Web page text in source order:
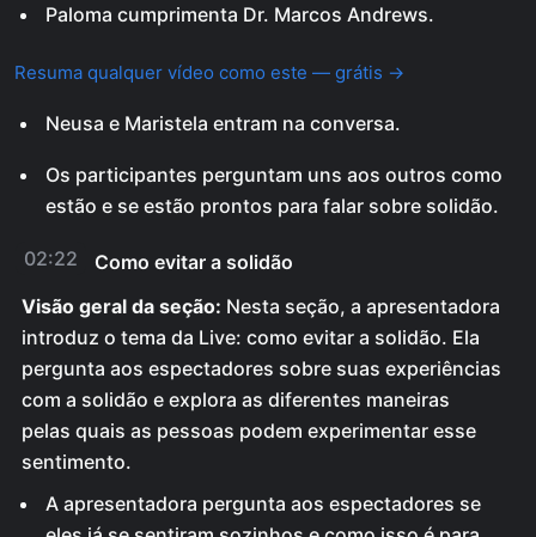
Paloma cumprimenta Dr. Marcos Andrews.
Resuma qualquer vídeo como este — grátis →
Neusa e Maristela entram na conversa.
Os participantes perguntam uns aos outros como
estão e se estão prontos para falar sobre solidão.
02:22
Como evitar a solidão
Visão geral da seção: Nesta seção, a apresentadora
introduz o tema da Live: como evitar a solidão. Ela
pergunta aos espectadores sobre suas experiências
com a solidão e explora as diferentes maneiras
pelas quais as pessoas podem experimentar esse
sentimento.
A apresentadora pergunta aos espectadores se